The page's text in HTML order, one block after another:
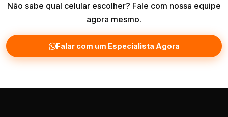
Não sabe qual celular escolher? Fale com nossa equipe
agora mesmo.
Falar com um Especialista Agora